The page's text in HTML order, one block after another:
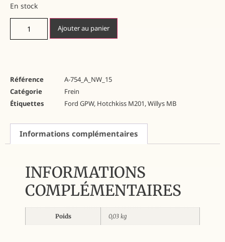
En stock
Ajouter au panier
Référence
A-754_A_NW_15
Catégorie
Frein
Étiquettes
Ford GPW, Hotchkiss M201,Willys MB
Informations complémentaires
INFORMATIONS
COMPLÉMENTAIRES
Poids 0,03 kg